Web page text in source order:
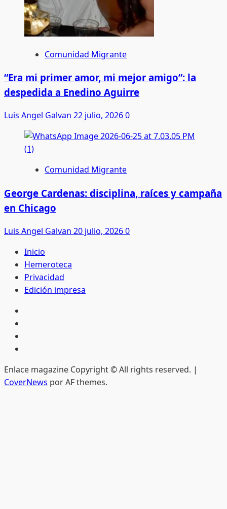
Comunidad Migrante
“Era mi primer amor, mi mejor amigo”: la
despedida a Enedino Aguirre
Luis Angel Galvan 22 julio, 20260
Comunidad Migrante
George Cardenas: disciplina, raíces y campaña
en Chicago
Luis Angel Galvan 20 julio, 20260
Inicio
Hemeroteca
Privacidad
Edición impresa
Enlace magazine Copyright © All rights reserved. |
CoverNews por AF themes.